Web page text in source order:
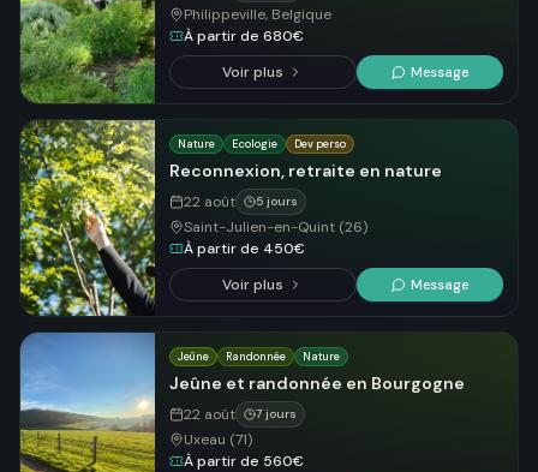
Philippeville, Belgique
À partir de 680€
Voir plus
Message
Nature Ecologie Dev perso
Reconnexion, retraite en nature
22 août 5 jours
Saint-Julien-en-Quint (26)
À partir de 450€
Voir plus
Message
Jeûne Randonnée Nature
Jeûne et randonnée en Bourgogne
22 août 7 jours
Uxeau (71)
À partir de 560€